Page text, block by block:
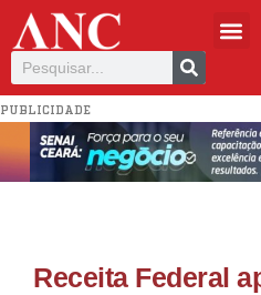
PUBLICIDADE
Receita Federal